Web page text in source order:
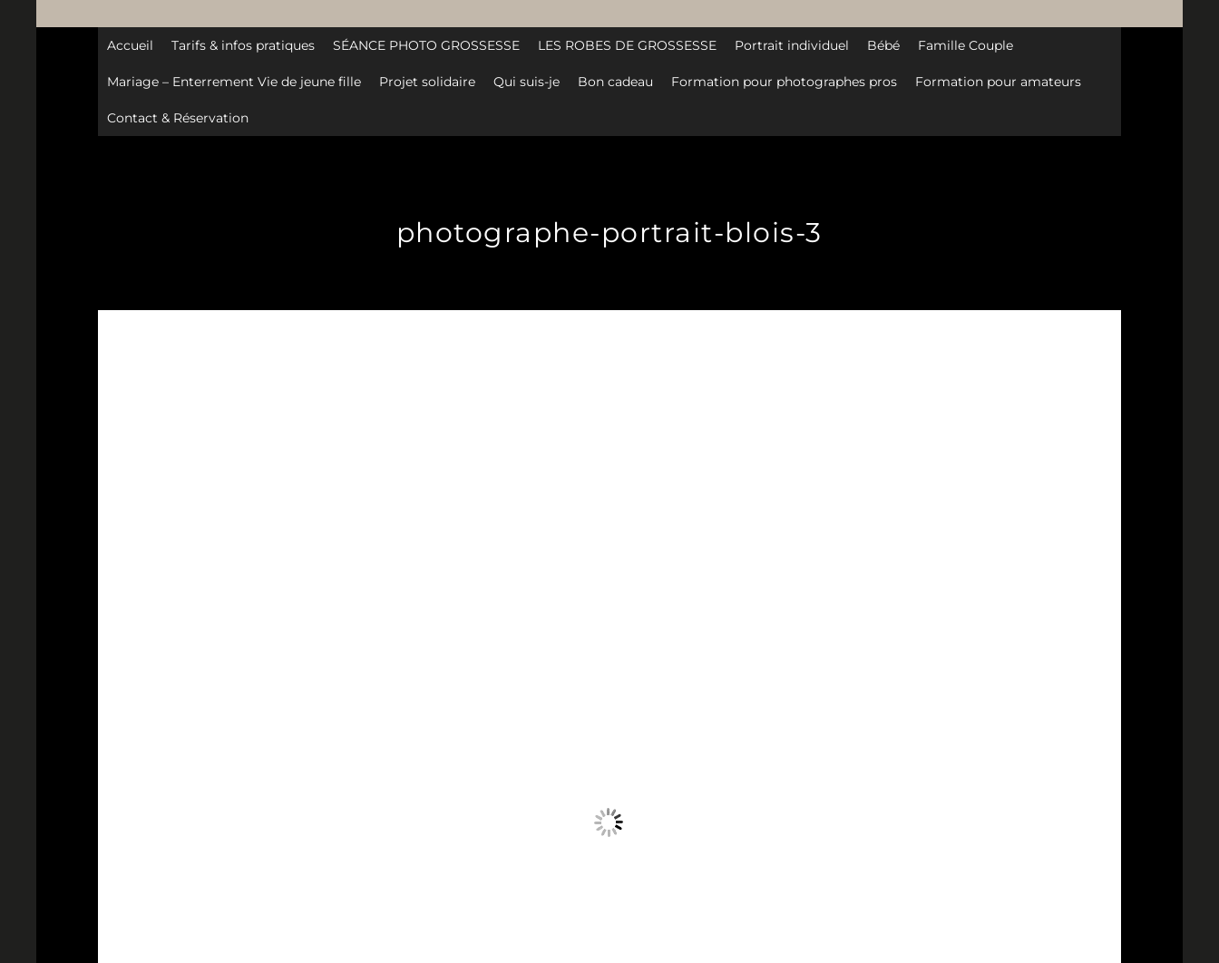
Accueil Tarifs & infos pratiques SÉANCE PHOTO GROSSESSE LES ROBES DE GROSSESSE Portrait individuel Bébé Famille Couple
Mariage – Enterrement Vie de jeune fille Projet solidaire Qui suis-je Bon cadeau Formation pour photographes pros Formation pour amateurs
Contact & Réservation
photographe-portrait-blois-3